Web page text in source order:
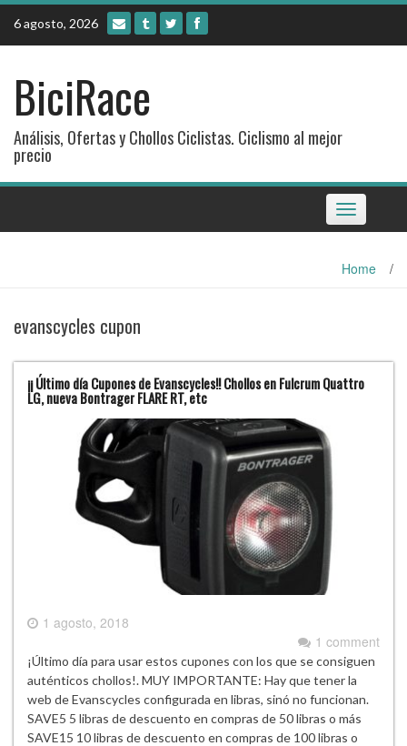
Skip
content
6 agosto, 2026
BiciRace
Análisis, Ofertas y Chollos Ciclistas. Ciclismo al mejor
precio
Toggle
navigation
Home /
evanscycles cupon
¡¡ Último día Cupones de Evanscycles!! Chollos en Fulcrum Quattro
LG, nueva Bontrager FLARE RT, etc
1 agosto, 2018
1 comment
¡Último día para usar estos cupones con los que se consiguen
auténticos chollos!. MUY IMPORTANTE: Hay que tener la
web de Evanscycles configurada en libras, sinó no funcionan.
SAVE5 5 libras de descuento en compras de 50 libras o más
SAVE15 10 libras de descuento en compras de 100 libras o